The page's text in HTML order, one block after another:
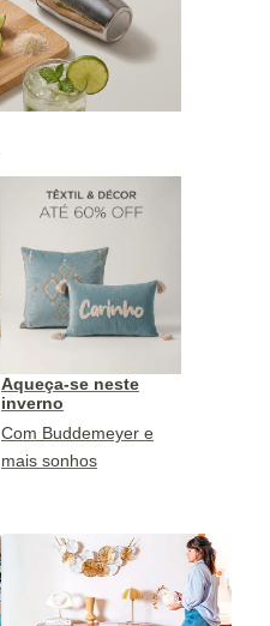
Aqueça-se neste
inverno
Com Buddemeyer e
mais sonhos